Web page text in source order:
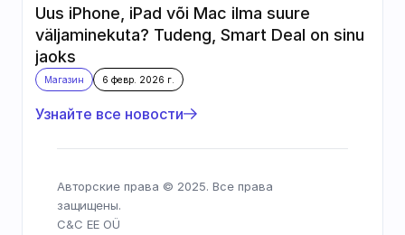
Uus iPhone, iPad või Mac ilma suure
väljaminekuta? Tudeng, Smart Deal on sinu
jaoks
Магазин 6 февр. 2026 г.
Узнайте все новости
Авторские права © 2025. Все права
защищены.
C&C EE OÜ